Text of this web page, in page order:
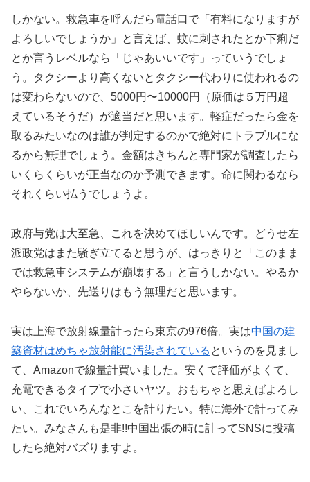
しかない。救急車を呼んだら電話口で「有料になりますが
よろしいでしょうか」と言えば、蚊に刺されたとか下痢だ
とか言うレベルなら「じゃあいいです」っていうでしょ
う。タクシーより高くないとタクシー代わりに使われるの
は変わらないので、5000円〜10000円（原価は５万円超
えているそうだ）が適当だと思います。軽症だったら金を
取るみたいなのは誰が判定するのかで絶対にトラブルにな
るから無理でしょう。金額はきちんと専門家が調査したら
いくらくらいが正当なのか予測できます。命に関わるなら
それくらい払うでしょうよ。
政府与党は大至急、これを決めてほしいんです。どうせ左
派政党はまた騒ぎ立てると思うが、はっきりと「このまま
では救急車システムが崩壊する」と言うしかない。やるか
やらないか、先送りはもう無理だと思います。
実は上海で放射線量計ったら東京の976倍。実は中国の建
築資材はめちゃ放射能に汚染されている というのを見まし
て、Amazonで線量計買いました。安くて評価がよくて、
充電できるタイプで小さいヤツ。おもちゃと思えばよろし
い、これでいろんなとこを計りたい。特に海外で計ってみ
たい。みなさんも是非!!中国出張の時に計ってSNSに投稿
したら絶対バズりますよ。